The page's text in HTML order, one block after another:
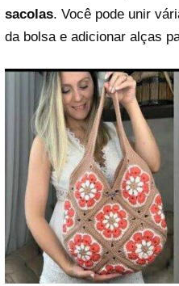
sacolas. Você pode unir
da bolsa e adicionar alças